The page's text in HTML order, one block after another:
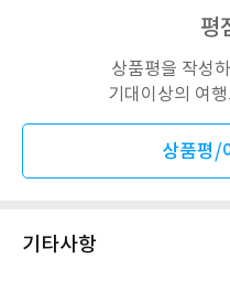
평
상품평을 작성
기대이상의 여
상품평/
기타사항